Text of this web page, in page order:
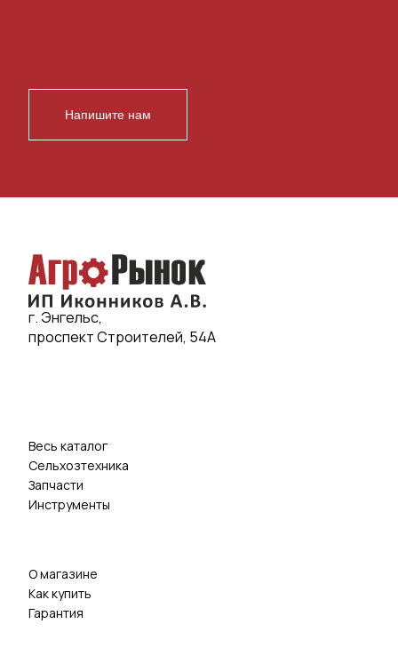
Напишите нам
г. Энгельс,
проспект Строителей, 54А
Весь каталог
Сельхозтехника
Запчасти
Инструменты
О магазине
Как купить
Гарантия